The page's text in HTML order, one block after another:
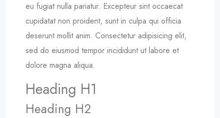
eu fugiat nulla pariatur. Excepteur sint occaecat
cupidatat non proident, sunt in culpa qui officia
deserunt mollit anim. Consectetur adipisicing elit,
sed do eiusmod tempor incididunt ut labore et
dolore magna aliqua.
Heading H1
Heading H2